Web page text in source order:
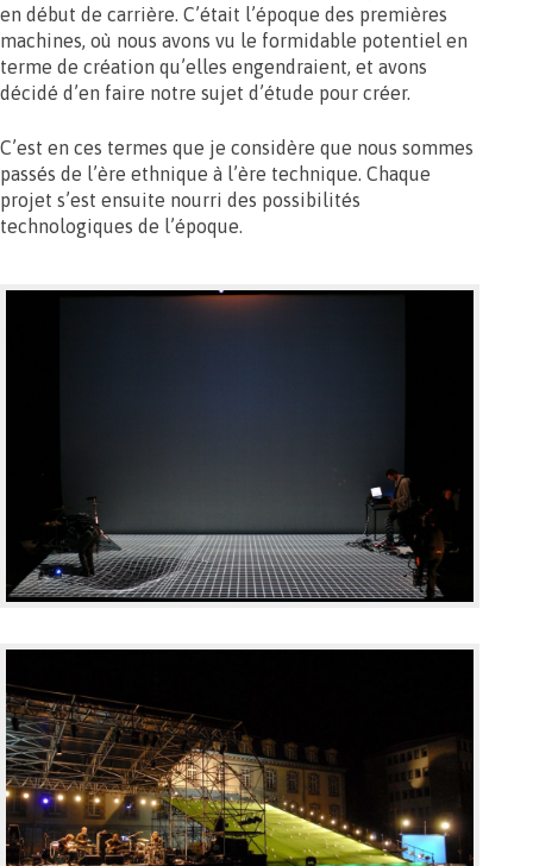
en début de carrière. C’était l’époque des premières
machines, où nous avons vu le formidable potentiel en
terme de création qu’elles engendraient, et avons
décidé d’en faire notre sujet d’étude pour créer.
C’est en ces termes que je considère que nous sommes
passés de l’ère ethnique à l’ère technique. Chaque
projet s’est ensuite nourri des possibilités
technologiques de l’époque.